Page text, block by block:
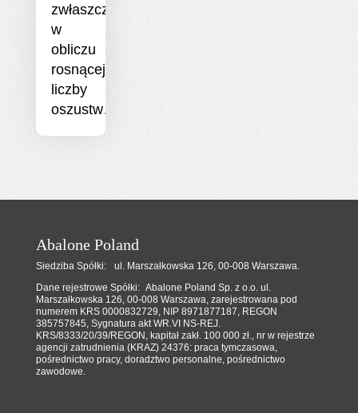
zwłaszcza
w
obliczu
rosnącej
liczby
oszustw…
Abalone Poland
Siedziba Spółki: ul. Marszałkowska 126, 00-008 Warszawa.
Dane rejestrowe Spółki: Abalone Poland Sp. z o.o. ul.
Marszałkowska 126, 00-008 Warszawa, zarejestrowana pod
numerem KRS 0000832729, NIP 8971877187, REGON
385757845, Sygnatura akt WR.VI NS-REJ.
KRS/8333/20/39/REGON, kapitał zakł. 100 000 zł., nr w rejestrze
agencji zatrudnienia (KRAZ) 24376: praca tymczasowa,
pośrednictwo pracy, doradztwo personalne, pośrednictwo
zawodowe.